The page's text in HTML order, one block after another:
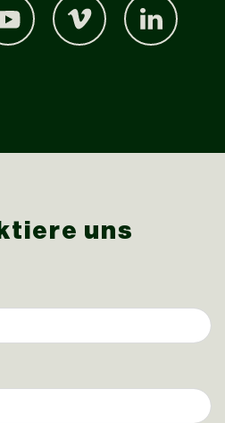
uns